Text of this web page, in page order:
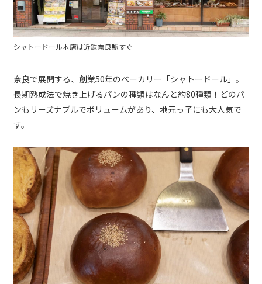
シャトードール本店は近鉄奈良駅すぐ
奈良で展開する、創業50年のベーカリー「シャトードール」。
長期熟成法で焼き上げるパンの種類はなんと約80種類！どのパ
ンもリーズナブルでボリュームがあり、地元っ子にも大人気で
す。